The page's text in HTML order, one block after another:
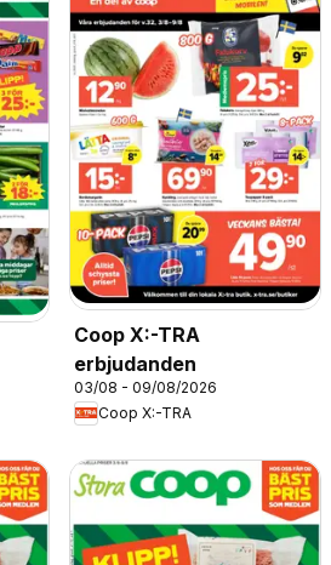
Coop X:-TRA
erbjudanden
03/08 - 09/08/2026
Coop X:-TRA